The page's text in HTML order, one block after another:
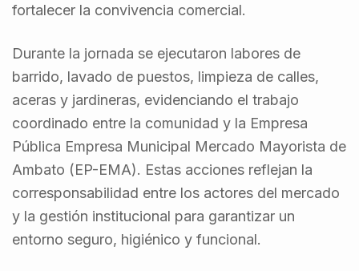
fortalecer la convivencia comercial.
Durante la jornada se ejecutaron labores de
barrido, lavado de puestos, limpieza de calles,
aceras y jardineras, evidenciando el trabajo
coordinado entre la comunidad y la Empresa
Pública Empresa Municipal Mercado Mayorista de
Ambato (EP-EMA). Estas acciones reflejan la
corresponsabilidad entre los actores del mercado
y la gestión institucional para garantizar un
entorno seguro, higiénico y funcional.